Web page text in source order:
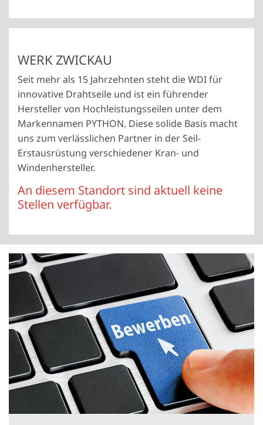
WERK ZWICKAU
Seit mehr als 15 Jahrzehnten steht die WDI für
innovative Drahtseile und ist ein führender
Hersteller von Hochleistungsseilen unter dem
Markennamen PYTHON. Diese solide Basis macht
uns zum verlässlichen Partner in der Seil-
Erstausrüstung verschiedener Kran- und
Windenhersteller.
An diesem Standort sind aktuell keine
Stellen verfügbar.